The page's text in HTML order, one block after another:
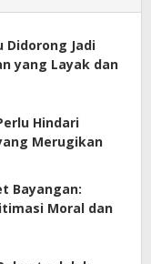
Didorong Jadi
yang Layak dan
Hindari
Merugikan
Bayangan:
Moral dan